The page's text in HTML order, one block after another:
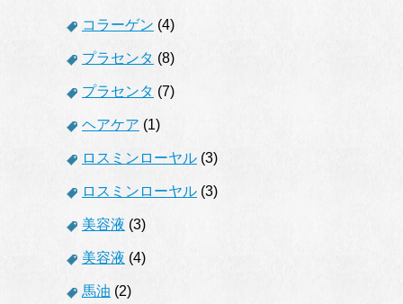
コラーゲン (4)
プラセンタ (8)
プラセンタ (7)
ヘアケア (1)
ロスミンローヤル (3)
ロスミンローヤル (3)
美容液 (3)
美容液 (4)
馬油 (2)